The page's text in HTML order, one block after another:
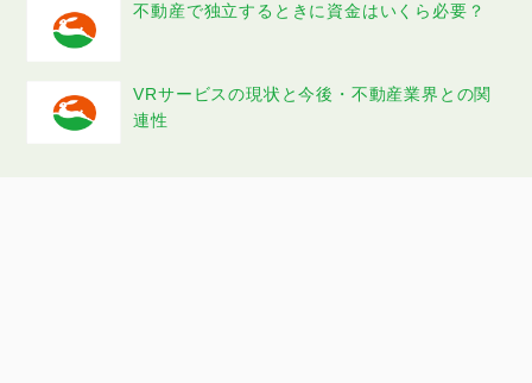
不動産で独立するときに資金はいくら必要？
VRサービスの現状と今後・不動産業界との関
連性